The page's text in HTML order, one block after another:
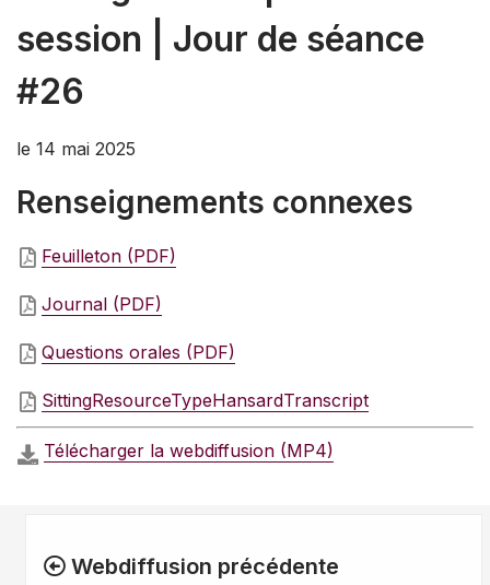
session | Jour de séance
#26
le 14 mai 2025
Renseignements connexes
Feuilleton (PDF)
Journal (PDF)
Questions orales (PDF)
SittingResourceTypeHansardTranscript
Télécharger la webdiffusion (MP4)
Webdiffusion précédente